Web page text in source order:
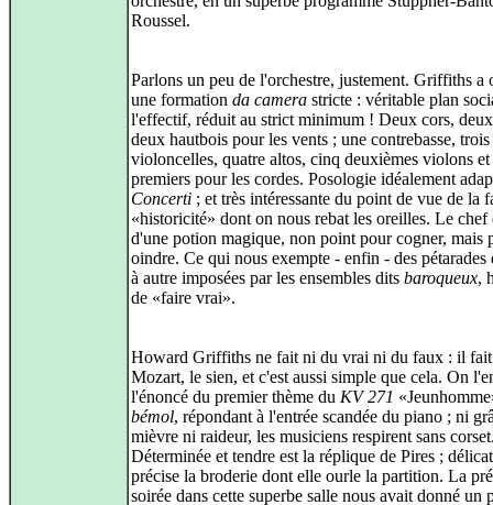
Roussel.
Parlons un peu de l'orchestre, justement. Griffiths a
une formation da camera stricte : véritable plan
l'effectif, réduit au strict minimum ! Deux cors, deux
deux hautbois pour les vents ; une contrebasse, trois
violoncelles, quatre altos, cinq deuxièmes violons
premiers pour les cordes. Posologie idéalement
Concerti ; et très intéressante du point de vue de la
«historicité» dont on nous rebat les oreilles. Le chef
d'une potion magique, non point pour cogner, mais
oindre. Ce qui nous exempte - enfin - des pétarades
à autre imposées par les ensembles dits baroqueux,
de «faire vrai».
Howard Griffiths ne fait ni du vrai ni du faux : il
Mozart, le sien, et c'est aussi simple que cela. On
l'énoncé du premier thème du KV 271
bémol, répondant à l'entrée scandée du piano ; ni
mièvre ni raideur, les musiciens respirent sans
Déterminée et tendre est la réplique de Pires ;
précise la broderie dont elle ourle la partition. La
soirée dans cette superbe salle nous avait donné un